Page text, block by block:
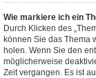
Wie markiere ich ein
Durch Klicken des
können Sie das Thema
holen. Wenn Sie den
möglicherweise
Zeit vergangen. Es ist